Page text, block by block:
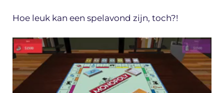
Hoe leuk kan een spelavond zijn, toch?!